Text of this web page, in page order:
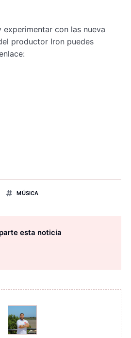
experimentar con las nueva
productor Iron puedes
MÚSICA
esta noticia